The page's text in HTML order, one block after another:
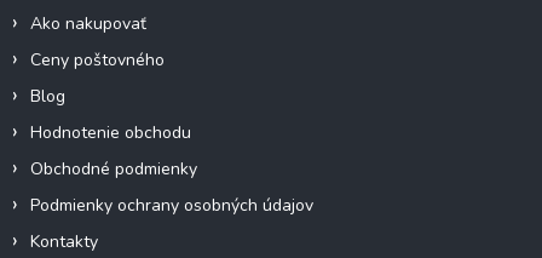
Ako nakupovať
Ceny poštovného
Blog
Hodnotenie obchodu
Obchodné podmienky
Podmienky ochrany osobných údajov
Kontakty